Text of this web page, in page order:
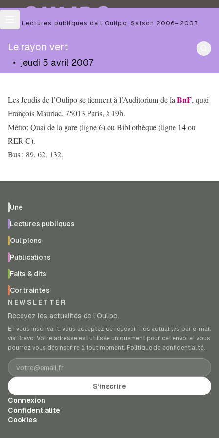
OULIPO
Les Lectures publiques de l’Oulipo ,Saison 2006–2007
Le rayon vert
• jeudi 5 avril 2007
Les Jeudis de l’Oulipo se tiennent à l’Auditorium de la BnF, quai
François Mauriac, 75013 Paris, à 19h.
Métro: Quai de la gare (ligne 6) ou Bibliothèque (ligne 14 ou
RER C).
Bus : 89, 62, 132.
Une
Lectures publiques
Oulipiens
Publications
Faits & dits
Contraintes
NEWSLETTER
Recevez les actualités de l’Oulipo.
En vous inscrivant, vous acceptez de recevoir nos actualités par e-mail
via Brevo. Votre adresse est utilisée uniquement pour cet envoi et vous
pourrez vous désinscrire à tout moment. Politique de confidentialité.
Adresse e-mail
S’inscrire
Connexion
Confidentialité
Cookies